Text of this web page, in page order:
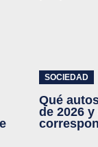
SOCIEDAD
Qué
de 2026